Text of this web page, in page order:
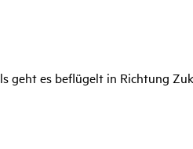
geht es beflügelt in Richtung